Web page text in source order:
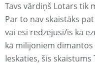
Tavs vārdiņš Lotars tik
Par to nav skaistāks
vai esi redzējusi/is kā
kā milijoniem dimantos
Ieskaties, šis skaistums